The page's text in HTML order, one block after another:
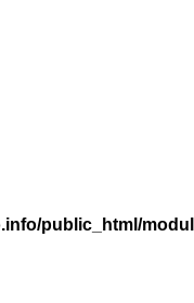
public_html/